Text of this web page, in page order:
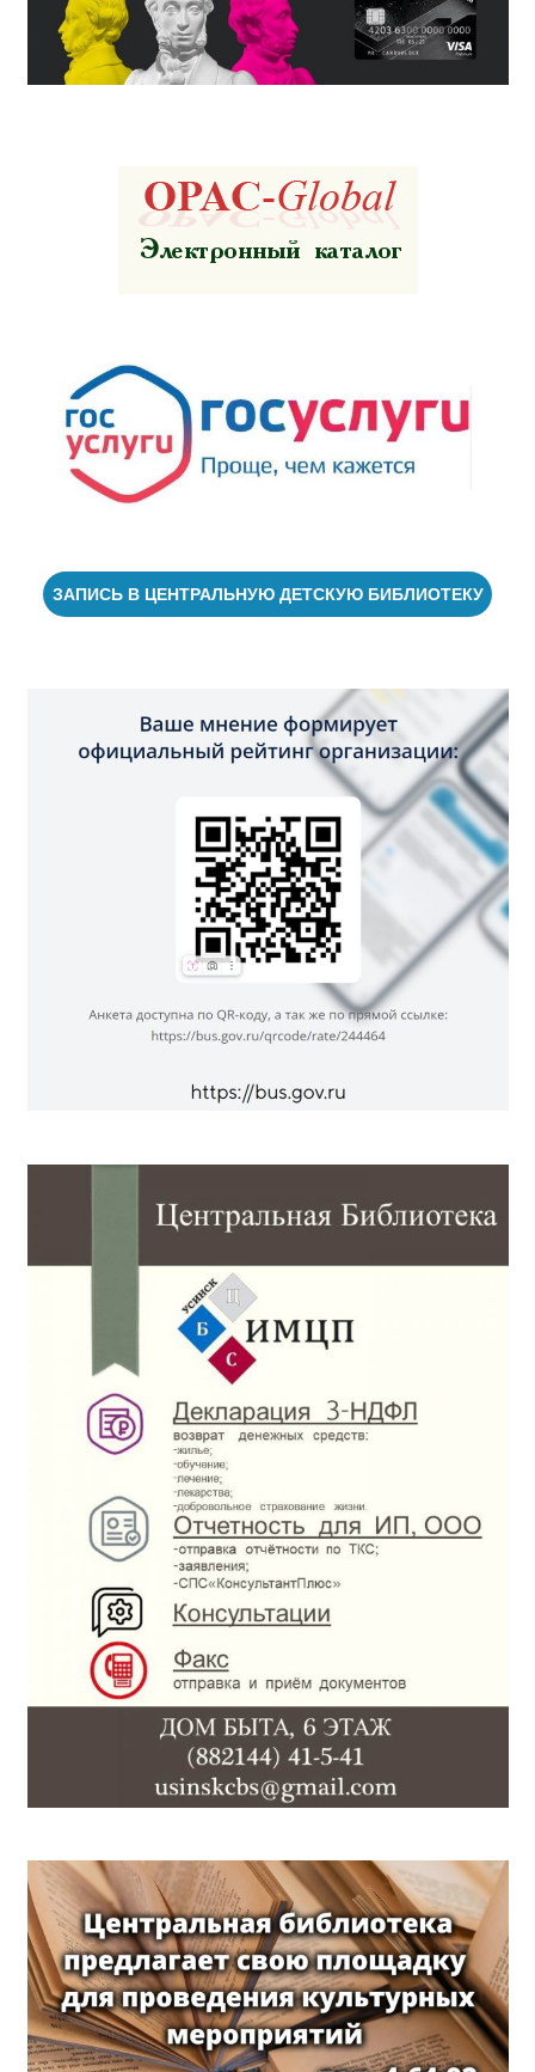
ЗАПИСЬ В ЦЕНТРАЛЬНУЮ ДЕТСКУЮ БИБЛИОТЕКУ